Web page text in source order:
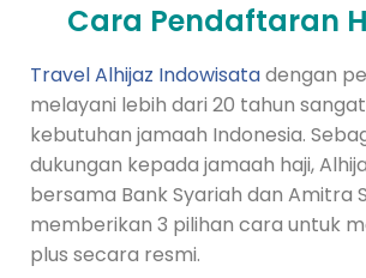
Cara Pendaftaran
Travel Alhijaz Indowisatadengan
melayani lebih dari 20 tahun
kebutuhan jamaah Indonesia.
dukungan kepada jamaah haji,
bersama Bank Syariah dan Amitra
memberikan 3 pilihan cara untuk
plus secara resmi.